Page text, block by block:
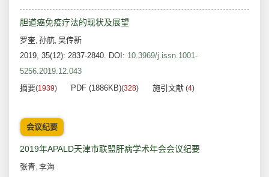
胆道癌免疫疗法的现状及展望
罗奎, 孙航, 吴传新
2019, 35(12): 2837-2840. DOI: 10.3969/j.issn.1001-
5256.2019.12.043
摘要(1939) PDF (1886KB)(328) 施引文献 (4)
会议纪要
2019年APALD天津市联盟肝病学术年会会议纪要
张青, 李海